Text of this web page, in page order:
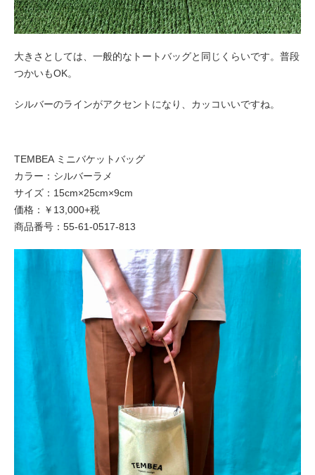
大きさとしては、一般的なトートバッグと同じくらいです。普段
つかいもOK。
シルバーのラインがアクセントになり、カッコいいですね。
TEMBEA ミニバケットバッグ
カラー：シルバーラメ
サイズ：15cm×25cm×9cm
価格：￥13,000+税
商品番号：55-61-0517-813